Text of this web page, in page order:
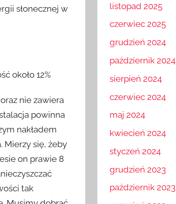
słonecznej w
około 12%
nie zawiera
powinna
nakładem
Mierzy się, żeby
on prawie 8
tak
listopad 2025
czerwiec 2025
grudzień 2024
październik 2024
sierpień 2024
czerwiec 2024
maj 2024
kwiecień 2024
styczeń 2024
grudzień 2023
październik 2023